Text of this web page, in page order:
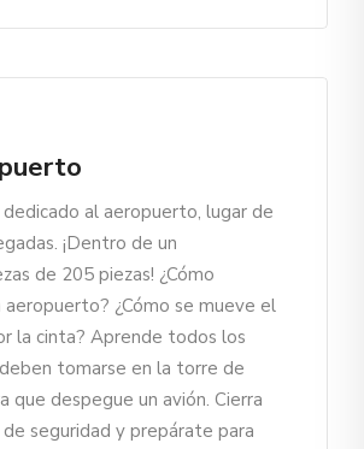
al aeropuerto, lugar de
¡Dentro de un
de 205 piezas! ¿Cómo
aeropuerto? ¿Cómo se mueve el
la cinta? Aprende todos los
tomarse en la torre de
que despegue un avión. Cierra
seguridad y prepárate para